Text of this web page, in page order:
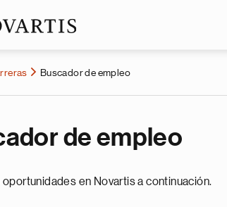
Buscador de empleo
de empleo
oportunidades en Novartis a continuación.